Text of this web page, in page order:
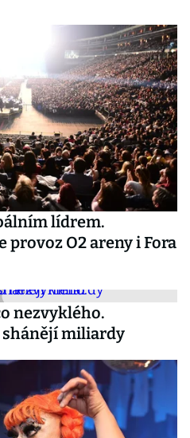
lídrem.
O2 areny i Fora
nezvyklého.
miliardy